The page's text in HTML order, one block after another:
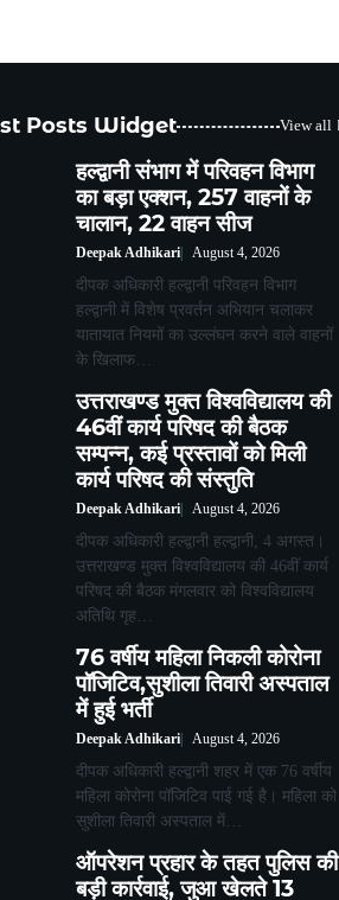
Posts Widget View all
हल्द्वानी संभाग में परिवहन विभाग
का बड़ा एक्शन, 257 वाहनों के
चालान, 22 वाहन सीज
Deepak Adhikari August 4, 2026
दीपक अधिकारी हल्द्वानी परिवहन विभाग
हल्द्वानी में विशेष प्रवर्तन अभियान चलाकर
यातायात नियमों का उल्लंघन करने वाले वाहनों
के खिलाफ…
उत्तराखण्ड मुक्त विश्वविद्यालय की
46वीं कार्य परिषद की बैठक
सम्पन्न, कई प्रस्तावों को मिली
कार्य परिषद की संस्तुति
Deepak Adhikari August 4, 2026
दीपक अधिकारी हल्द्वानी हल्द्वानी, 4 अगस्त।
उत्तराखण्ड मुक्त विश्वविद्यालय की 46वीं कार्य
परिषद की बैठक मंगलवार को विश्वविद्यालय
अतिथि गृह…
76 वर्षीय महिला निकली कोरोना
पॉजिटिव,सुशीला तिवारी अस्पताल
में हुई भर्ती
Deepak Adhikari August 4, 2026
दीपक अधिकारी हल्द्वानी शहर में एक 76 वर्षीय
महिला कोरोना पॉजिटिव पाई गई है। महिला को
सुशीला तिवारी अस्पताल में…
ऑपरेशन प्रहार के तहत पुलिस की
बड़ी कार्रवाई, जुआ खेलते 13